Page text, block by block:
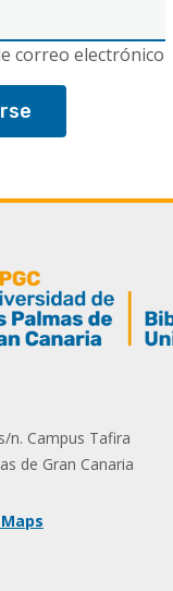
correo electrónico
n. Campus Tafira
de Gran Canaria